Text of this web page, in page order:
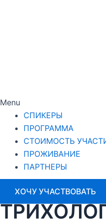
Menu
СПИКЕРЫ
ПРОГРАММА
СТОИМОСТЬ
ПРОЖИВАНИЕ
ПАРТНЕРЫ
ХОЧУ УЧАСТВОВАТЬ